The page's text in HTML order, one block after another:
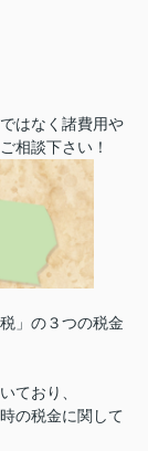
はなく諸費用や
相談下さい！
」の３つの税金
ており、
の税金に関して